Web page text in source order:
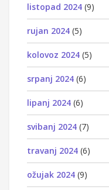
listopad 2024 (9)
rujan 2024 (5)
kolovoz 2024 (5)
srpanj 2024 (6)
lipanj 2024 (6)
svibanj 2024 (7)
travanj 2024 (6)
ožujak 2024 (9)